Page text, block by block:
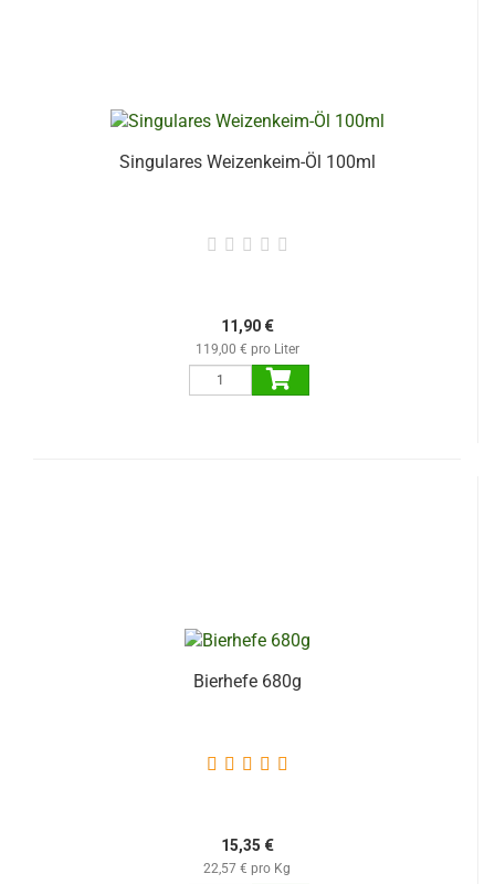
Singulares Weizenkeim-Öl 100ml
11,90 €
119,00 € pro Liter
Bierhefe 680g
15,35 €
22,57 € pro Kg